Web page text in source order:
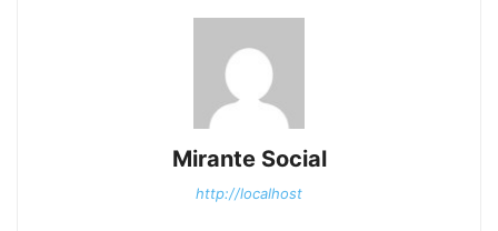
Mirante Social
http://localhost